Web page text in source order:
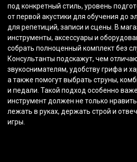
под конкретный стиль, уровень
от первой акустики для обучения до
для репетиций, записи и сцены. В
инструменты, аксессуары и
собрать полноценный комплект без
Консультанты подскажут, чем
звукоснимателям, удобству грифа и
а также помогут выбрать струны,
и педали. Такой подход особенно
инструмент должен не только
лежать в руках, держать строй и
игры.